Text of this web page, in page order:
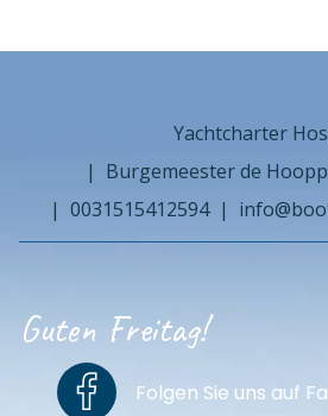
Yachtcharter
Burgemeester de
0031515412594
Guten Freitag!
Folgen Sie uns auf